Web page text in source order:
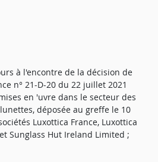
à l'encontre de la décision de
n° 21-D-20 du 22 juillet 2021
en 'uvre dans le secteur des
déposée au greffe le 10
Luxottica France, Luxottica
Sunglass Hut Ireland Limited ;